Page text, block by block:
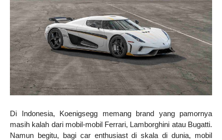
Di Indonesia, Koenigsegg memang brand yang pamornya
masih kalah dari mobil-mobil Ferrari, Lamborghini atau Bugatti.
Namun begitu, bagi car enthusiast di skala di dunia, mobil